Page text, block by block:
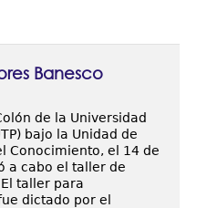
Banesco
de la Universidad
bajo la Unidad de
Conocimiento, el 14 de
a cabo el taller de
taller para
dictado por el